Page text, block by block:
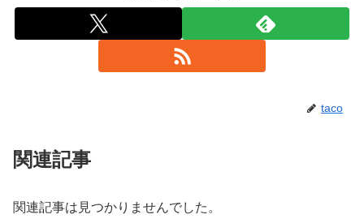
taco
関連記事
関連記事は見つかりませんでした。